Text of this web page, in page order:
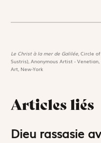
Le Christ à la mer de Galilée,Circle
Sustris), Anonymous Artist -
Art, New-York
Articles liés
Dieu rassasie